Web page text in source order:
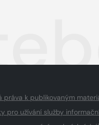
práva k publikovaným
pro užívání služby